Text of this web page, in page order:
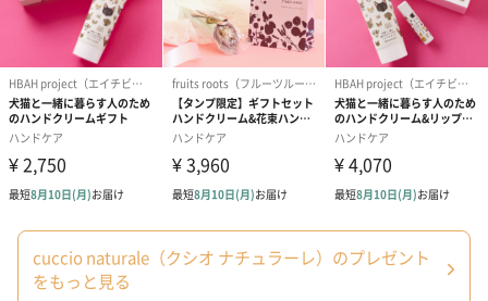
商品詳細情報
成分
サフラワー油,ヒマワリ種子油,シロバナワタ種子油,野
菜油,アロエベラ液汁,ライム果実エキス,レモン果皮エ
キス,ベルガモット果実エキス,香料
使用期限
約1～2年
使用上の注意
でください。●容器はガラス瓶ですのでお取扱いにはご
cuccio naturale（クシオ ナチュラーレ）のプレゼント
をもっと見る